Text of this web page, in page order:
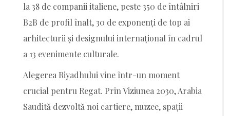
la 38 de companii italiene, peste 350 de întâlniri
B2B de profil înalt, 30 de exponenți de top ai
arhitecturii și designului internațional în cadrul
a 13 evenimente culturale.
Alegerea Riyadhului vine într-un moment
crucial pentru Regat. Prin Viziunea 2030, Arabia
Saudită dezvoltă noi cartiere, muzee, spații